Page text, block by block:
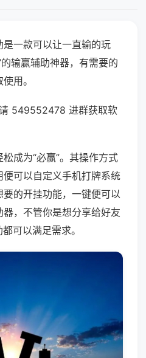
一款可以让一直输的玩
输赢辅助神器，有需要的
用。
549552478 进群获取软
成为“必赢”。其操作方式
可以自定义手机打牌系统
的开挂功能，一键便可以
，不管你是想分享给好友
可以满足需求。